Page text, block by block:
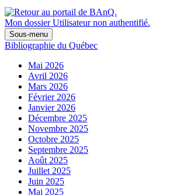
Mon dossier Utilisateur non authentifié.
Sous-menu
Bibliographie du Québec
Mai 2026
Avril 2026
Mars 2026
Février 2026
Janvier 2026
Décembre 2025
Novembre 2025
Octobre 2025
Septembre 2025
Août 2025
Juillet 2025
Juin 2025
Mai 2025